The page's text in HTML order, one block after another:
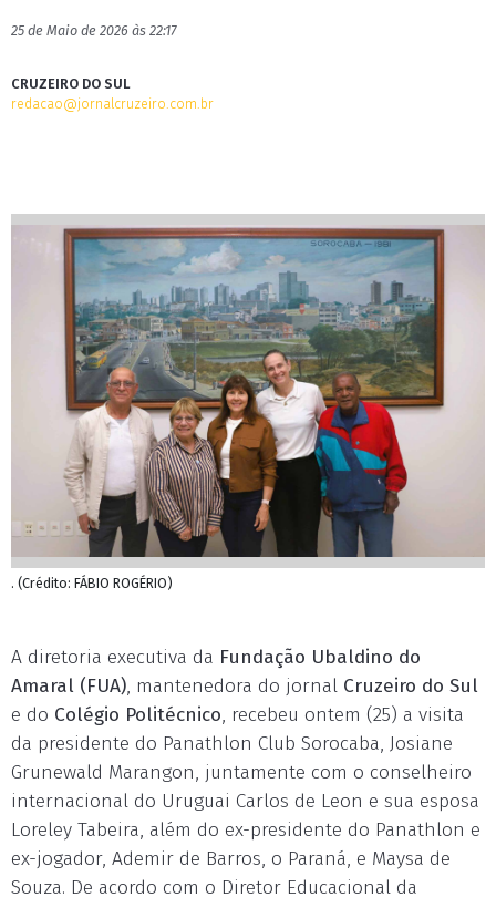
25 de Maio de 2026 às 22:17
CRUZEIRO DO SUL
redacao@jornalcruzeiro.com.br
. (Crédito: FÁBIO ROGÉRIO)
A diretoria executiva da Fundação Ubaldino do
Amaral (FUA), mantenedora do jornal Cruzeiro do Sul
e do Colégio Politécnico, recebeu ontem (25) a visita
da presidente do Panathlon Club Sorocaba, Josiane
Grunewald Marangon, juntamente com o conselheiro
internacional do Uruguai Carlos de Leon e sua esposa
Loreley Tabeira, além do ex-presidente do Panathlon e
ex-jogador, Ademir de Barros, o Paraná, e Maysa de
Souza. De acordo com o Diretor Educacional da